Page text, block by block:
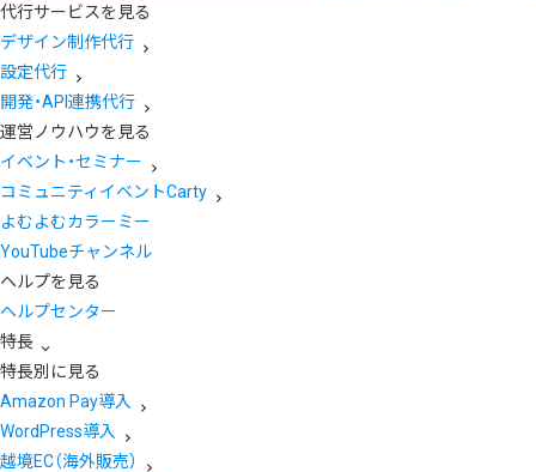
代行サービスを見る
デザイン制作代行
設定代行
開発・API連携代行
運営ノウハウを見る
イベント・セミナー
コミュニティイベントCarty
よむよむカラーミー
YouTubeチャンネル
ヘルプを見る
ヘルプセンター
特長
特長別に見る
Amazon Pay導入
WordPress導入
越境EC（海外販売）